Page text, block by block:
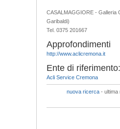
CASALMAGGIORE - Galleria
Garibaldi)
Tel. 0375 201667
Approfondimenti
http://www.aclicremona.it
Ente di riferimento:
Acli Service Cremona
nuova ricerca - ultima